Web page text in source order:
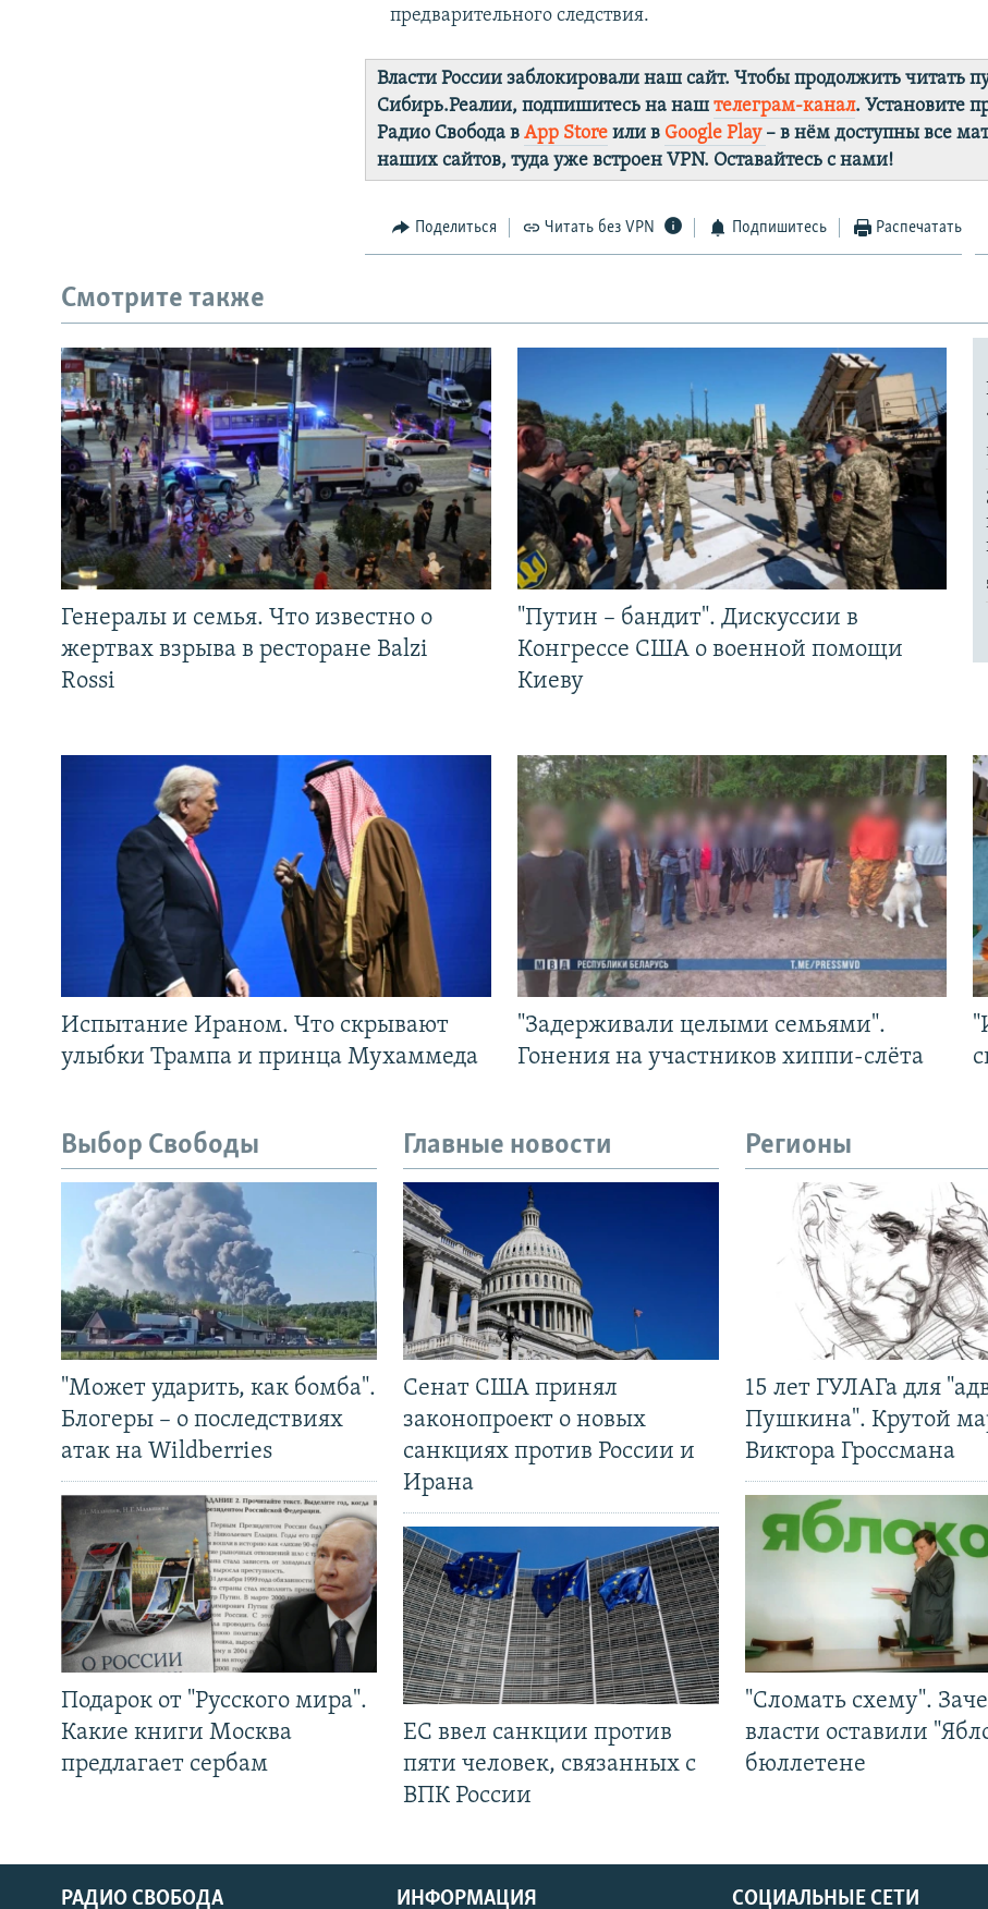
предварительного следствия.
Власти России заблокировали наш сайт. Чтобы продолжить читать
Сибирь.Реалии, подпишитесь на наштелеграм-канал. Установите
Радио Свобода вApp Store или в Google Play – в нём доступны все
наших сайтов, туда уже встроен VPN. Оставайтесь с нами!
Поделиться Читать без VPN Подпишитесь Распечатать
Смотрите также
Генералы и семья. Что известно о
жертвах взрыва в ресторане Balzi
Rossi
"Путин – бандит". Дискуссии в
Конгрессе США о военной помощи
Киеву
Испытание Ираном. Что скрывают
улыбки Трампа и принца Мухаммеда
"Задерживали целыми семьями".
Гонения на участников хиппи-слёта
Выбор Свободы
"Может ударить, как бомба".
Блогеры – о последствиях
атак на Wildberries
Подарок от "Русского мира".
Какие книги Москва
предлагает сербам
Главные новости
Сенат США принял
законопроект о новых
санкциях против России и
Ирана
ЕС ввел санкции против
пяти человек, связанных с
ВПК России
Регионы
15 лет ГУЛАГа для
Пушкина". Крутой
Виктора Гроссмана
"Сломать схему".
власти оставили
бюллетене
СОЦИАЛЬНЫЕ СЕТИ
РАДИО СВОБОДА ИНФОРМАЦИЯ